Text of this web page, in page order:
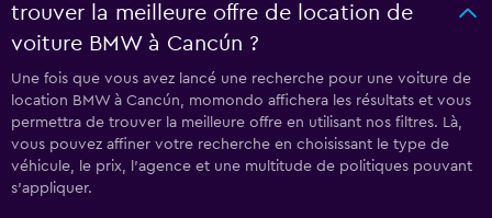
trouver la meilleure offre de location de
voiture BMW à Cancún ?
Une fois que vous avez lancé une recherche pour une voiture de
location BMW à Cancún, momondo affichera les résultats et vous
permettra de trouver la meilleure offre en utilisant nos filtres. Là,
vous pouvez affiner votre recherche en choisissant le type de
véhicule, le prix, l'agence et une multitude de politiques pouvant
s'appliquer.